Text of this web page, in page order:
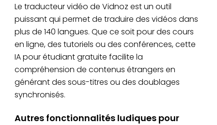
Le traducteur vidéo de Vidnoz est un outil
puissant qui permet de traduire des vidéos dans
plus de 140 langues. Que ce soit pour des cours
en ligne, des tutoriels ou des conférences, cette
IA pour étudiant gratuite facilite la
compréhension de contenus étrangers en
générant des sous-titres ou des doublages
synchronisés.
Autres fonctionnalités ludiques pour